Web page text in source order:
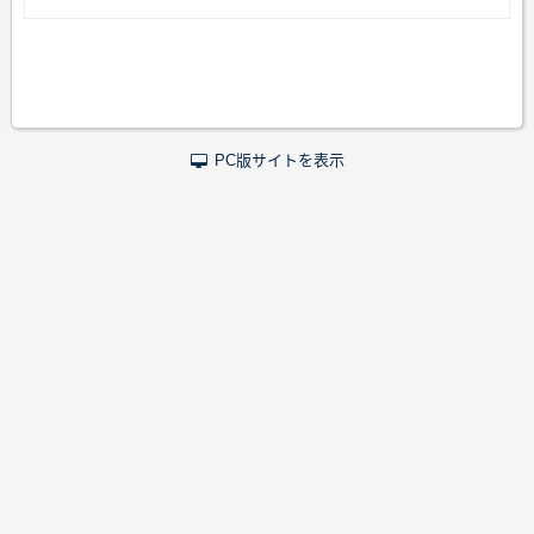
PC版サイトを表示